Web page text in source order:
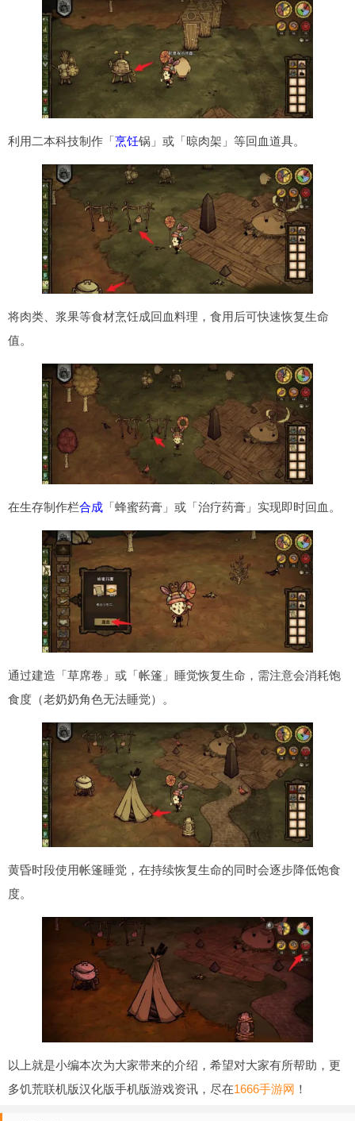
利用二本科技制作「烹饪锅」或「晾肉架」等回血道具。
将肉类、浆果等食材烹饪成回血料理，食用后可快速恢复生命
值。
在生存制作栏合成 「蜂蜜药膏」或「治疗药膏」实现即时回血。
通过建造「草席卷」或「帐篷」睡觉恢复生命，需注意会消耗饱
食度（老奶奶角色无法睡觉）。
黄昏时段使用帐篷睡觉，在持续恢复生命的同时会逐步降低饱食
度。
以上就是小编本次为大家带来的介绍，希望对大家有所帮助，更
多饥荒联机版汉化版手机版游戏资讯，尽在1666手游网 ！